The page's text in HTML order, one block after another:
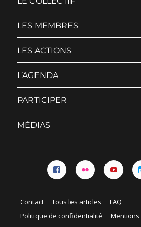
LES MEMBRES
LES ACTIONS
L’AGENDA
PARTICIPER
MÉDIAS
Contact Tous les articles
FAQ
Politique de confidentialité
Mentions